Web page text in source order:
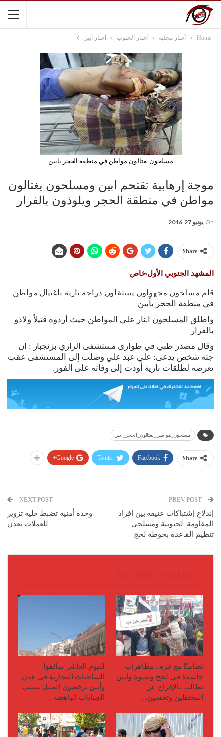
Home أخبار محلية أخبار الجنوب أخبار أبين
مسلحون يغتالون مواطن في منطقة الحجر بابين
موجة إرهابية تقتحم ابين ومسلحون يغتالون
مواطن في منطقة الحجر ويلوذون بالفرار
On يونيو 27, 2016
Share
المشهد الجنوبي الأول/خاص
قام مسلحون مجهولون يستقلون دراجه نارية باغتيال مواطن
في منطقة الحجر بأبين
واطلق المسلحون النار على المواطن حيث أردوه قتيلاً ولاذو
بالفرار
وقال مصدر طبي في طوارى مستشفى الرازي بزنجبار : ان
جثة شخص يدعى: علي عبد علي وصلت إلى المستشفى عقب
تعرضه لطلقات نارية أودت إلى وفاته على الفور.
مسلحون_مواطن_يغتالون_الحجر_ابين
Share
Facebook
Twitter
Google+
إندلاع إشتباكات عنيفة بين افراد
المقاومة الجنوبية ومسلحي
تنظيم القاعدة بحوطة لحج
NEXT POST
وحدة أمنية تضبط خلية تزوير
للعملات بعدن
تضامنًا مع غزة.. مظاهرات
حاشدة في لحج وشبوة وأبين
تطالب بالإفراج عن
المعتقلين وتحسين…
لليوم العاشر سائقوا
الشاحنات التجارية في عدن
وأبين يرفضون العمل بسبب
الجبايات الباهضة…